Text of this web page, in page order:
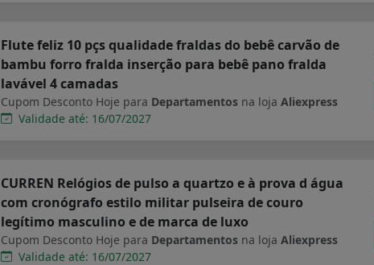
Flute feliz 10 pçs qualidade fraldas do bebê carvão de
bambu forro fralda inserção para bebê pano fralda
lavável 4 camadas
Cupom Desconto Hoje para Departamentos na loja Aliexpress
Validade até: 16/07/2027
CURREN Relógios de pulso a quartzo e à prova d água
com cronógrafo estilo militar pulseira de couro
legítimo masculino e de marca de luxo
Cupom Desconto Hoje para Departamentos na loja Aliexpress
Validade até: 16/07/2027